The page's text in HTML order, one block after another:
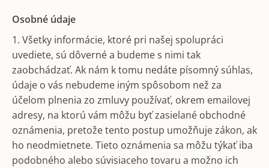
Osobné údaje
1. Všetky informácie, ktoré pri našej spolupráci
uvediete, sú dôverné a budeme s nimi tak
zaobchádzať. Ak nám k tomu nedáte písomný súhlas,
údaje o vás nebudeme iným spôsobom než za
účelom plnenia zo zmluvy používať, okrem emailovej
adresy, na ktorú vám môžu byť zasielané obchodné
oznámenia, pretože tento postup umožňuje zákon, ak
ho neodmietnete. Tieto oznámenia sa môžu týkať iba
podobného alebo súvisiaceho tovaru a možno ich